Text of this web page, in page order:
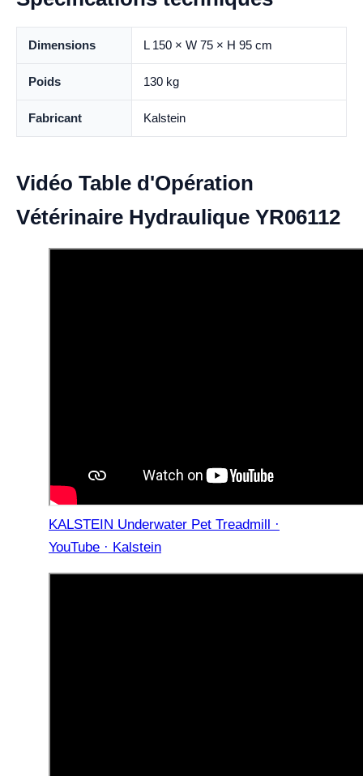
Dimensions L 150 × W 75 × H 95 cm
Poids 130 kg
Fabricant Kalstein
Vidéo Table d'Opération
Vétérinaire Hydraulique YR06112
KALSTEIN Underwater Pet Treadmill ·
YouTube · Kalstein